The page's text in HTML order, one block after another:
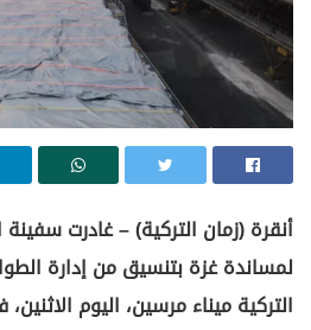
أنقرة (زمان التركية) – غادرت سفينة
لمساندة غزة بتنسيق من إدارة